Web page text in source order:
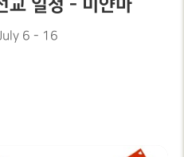
교 일정 - 미얀마
6 - 16